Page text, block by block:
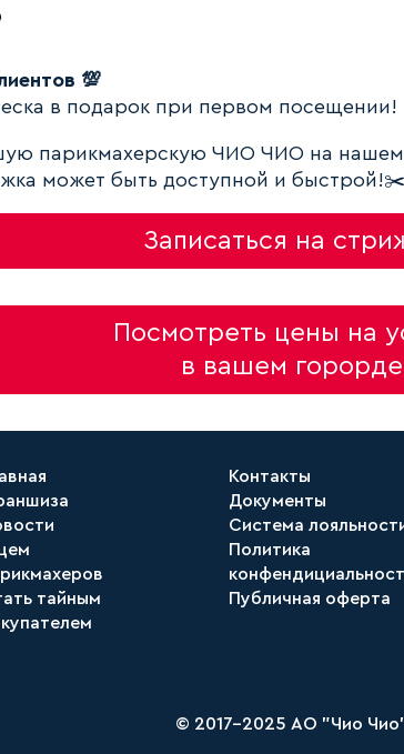
💯
в подарок при первом посещении!
парикмахерскую ЧИО ЧИО на нашем
может быть доступной и быстрой!✂️
Записаться на
Посмотреть цены на
в вашем горорде
тайным
Контакты
Документы
Система
Политика
Публичная оферта
© 2017-2025 АО "Чио